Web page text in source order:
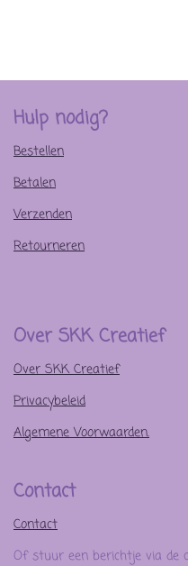
Hulp nodig?
Bestellen
Betalen
Verzenden
Retourneren
Over SKK Creatief
Over SKK Creatief
Privacybeleid
Algemene Voorwaarden.
Contact
Contact
Of stuur een berichtje via de